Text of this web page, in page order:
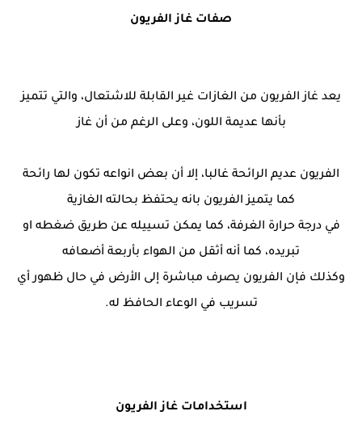
صفات غاز الفريون
يعد غاز الفريون من الغازات غير القابلة للاشتعال، والتي تتميز
بأنها عديمة اللون، وعلى الرغم من أن غاز
الفريون عديم الرائحة غالبا، إلا أن بعض انواعه تكون لها رائحة
كما يتميز الفريون بانه يحتفظ بحالته الغازية
في درجة حرارة الغرفة، كما يمكن تسييله عن طريق ضغطه او
تبريده، كما أنه أثقل من الهواء بأربعة أضعافه
وكذلك فإن الفريون يصرف مباشرة إلى الأرض في حال ظهور أي
تسريب في الوعاء الحافظ له.
استخدامات غاز الفريون